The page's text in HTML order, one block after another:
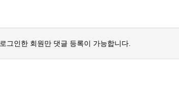
로그인한 회원만 댓글 등록이 가능합니다.